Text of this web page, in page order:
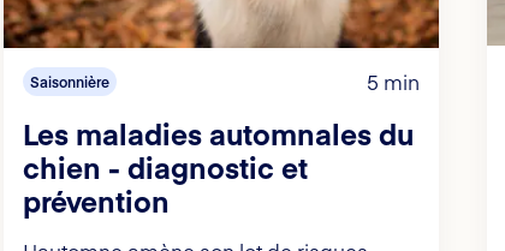
Saisonnière 5 min
Les maladies automnales du
chien - diagnostic et
prévention